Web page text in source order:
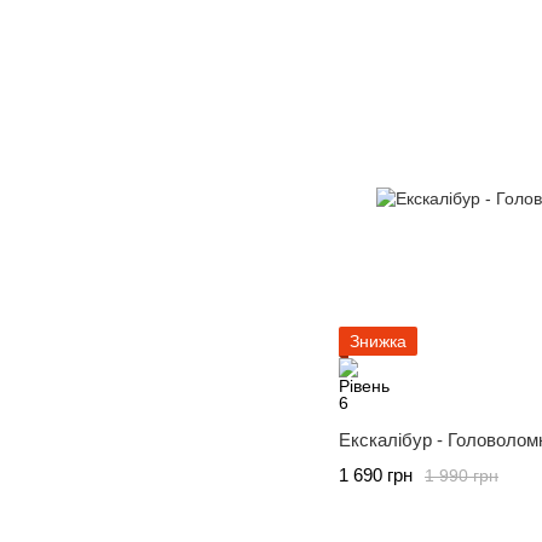
Знижка
Екскалібур -
1 990 грн
1 690 грн